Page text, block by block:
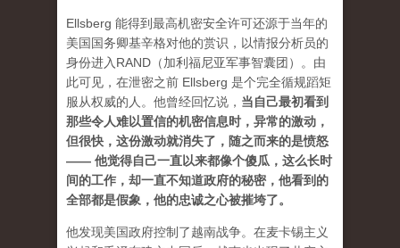
Ellsberg 能得到最高机密安全许可还源于当年的
美国国务卿基辛格对他的赏识，以情报分析员的
身份进入RAND（加利福尼亚军事智囊团）。由
此可见，在泄密之前 Ellsberg 是个完全循规蹈矩
服从权威的人。他曾经回忆说 ， 当自己最初看到
那些令人难以置信的机密信息时，异常的激动，
但很快，这份激动就消失了，随之而来的是愤怒
—— 他觉得自己一直以来都像个傻瓜，这么长时
间的工作，却一直不知道政府的秘密，他看到的
全部都是假象，他的忠诚之心被摧垮了。
他发现美国政府控制了越南战争。在麦卡锡主义